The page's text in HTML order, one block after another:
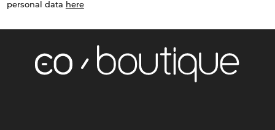
personal data here